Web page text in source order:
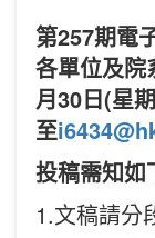
第257期電
各單位及院
月30日(星
至
投稿需知如
1.文稿請分